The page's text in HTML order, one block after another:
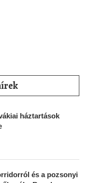
háztartások
és a pozsonyi